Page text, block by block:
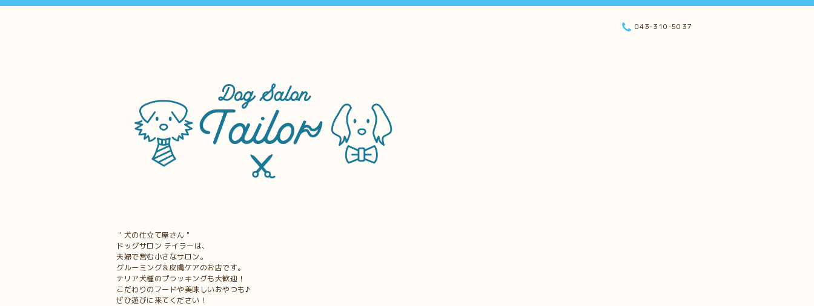
＂犬の仕立て屋さん＂
ドッグサロン テイラーは、
夫婦で営む小さなサロン。
グルーミング＆皮膚ケアのお店です。
テリア犬種のプラッキングも大歓迎！
こだわりのフードや美味しいおやつも♪
ぜひ遊びに来てください！
043-310-5037